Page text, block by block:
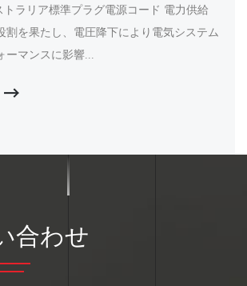
トラリア標準プラグ電源コード 電力供給
割を果たし、電圧降下により電気システム
ーマンスに影響...
合わせ